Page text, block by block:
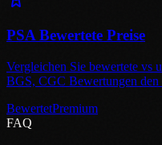
PSA Bewertete Preise
Vergleichen Sie bewertete vs
BGS, CGC Bewertungen den
BewertetPremium
FAQ